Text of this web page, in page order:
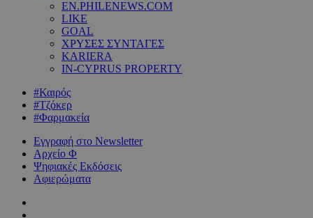
EN.PHILENEWS.COM
LIKE
GOAL
ΧΡΥΣΕΣ ΣΥΝΤΑΓΕΣ
KARIERA
IN-CYPRUS PROPERTY
#Καιρός
#Τζόκερ
#Φαρμακεία
Εγγραφή στο Newsletter
Αρχείο Φ
Ψηφιακές Εκδόσεις
Αφιερώματα